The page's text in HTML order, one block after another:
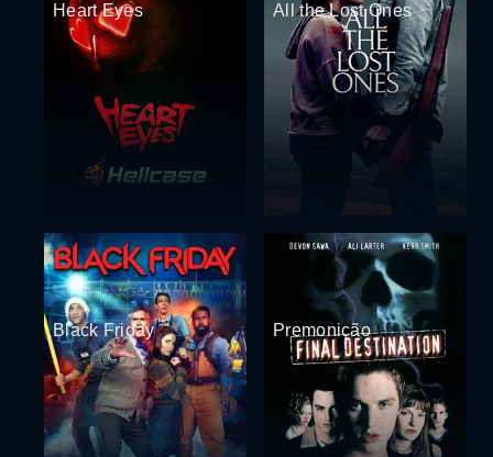
Heart Eyes All the Lost Ones
Black Friday Premonição